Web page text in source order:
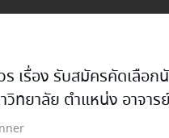
เรื่อง รับสมัครคัดเลือ
ทยาลัย ตำแหน่ง อาจาร